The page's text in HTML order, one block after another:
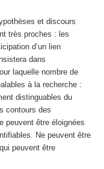
et discours
très proches : les
d’un lien
dans
laquelle nombre de
à la recherche :
distinguables du
contours des
peuvent être éloignées
Ne peuvent être
peuvent être